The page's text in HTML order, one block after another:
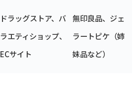
ドラッグストア、バ
ラエティショップ、
ECサイト
無印良品、ジェ
ラートピケ（姉
妹品など）